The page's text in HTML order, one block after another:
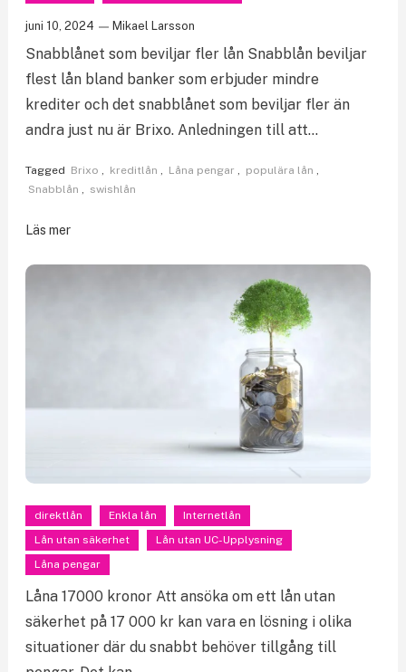
juni 10, 2024 Mikael Larsson
Snabblånet som beviljar fler lån Snabblån beviljar
flest lån bland banker som erbjuder mindre
krediter och det snabblånet som beviljar fler än
andra just nu är Brixo. Anledningen till att…
Tagged Brixo kreditlån Låna pengar populära lån
Snabblån
swishlån
Läs mer
direktlån Enkla lån
Internetlån
Lån utan säkerhet
Lån utan UC-Upplysning
Låna pengar
Låna 17000 kronor Att ansöka om ett lån utan
säkerhet på 17 000 kr kan vara en lösning i olika
situationer där du snabbt behöver tillgång till